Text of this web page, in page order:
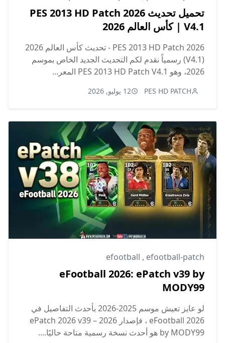
تحميل تحديث PES 2013 HD Patch 2026
V4.1 | كأس العالم 2026
PES 2013 HD Patch 2026 - تحديث كأس العالم 2026
(V4.1) رسمياً نقدم لكم التحديث الجديد الخاص بموسم
2026، وهو PES 2013 HD Patch V4.1 المعر...
PES HD PATCH 12 يوليو, 2026
efootball , efootball-patch
eFootball 2026: ePatch v39 by
MODY99
لو عايز تعيش موسم 2025-2026 بأحدث التفاصيل في
eFootball 2026 ، فإصدار ePatch 2026 v39 – 2026
by MODY99 هو أحدث نسخة رسمية متاحة حاليًا....